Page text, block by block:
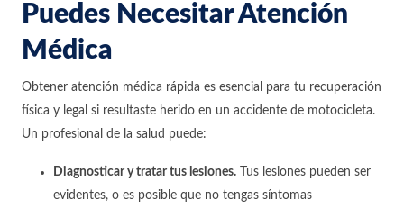
Puedes Necesitar Atención
Médica
Obtener atención médica rápida es esencial para tu recuperación
física y legal si resultaste herido en un accidente de motocicleta.
Un profesional de la salud puede:
Diagnosticar y tratar tus lesiones. Tus lesiones pueden ser
evidentes, o es posible que no tengas síntomas